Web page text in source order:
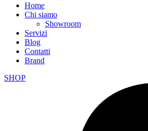
Home
Chi siamo
Showroom
Servizi
Blog
Contatti
Brand
SHOP